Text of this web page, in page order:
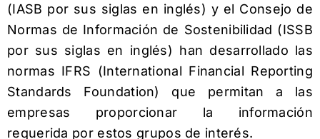
(IASB por sus siglas en inglés) y el Consejo de
Normas de Información de Sostenibilidad (ISSB
por sus siglas en inglés) han desarrollado las
normas IFRS (International Financial Reporting
Standards Foundation) que permitan a las
empresas proporcionar la información
requerida por estos grupos de interés.